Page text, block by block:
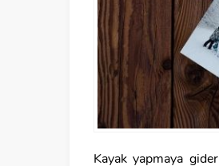
Kayak yapmaya